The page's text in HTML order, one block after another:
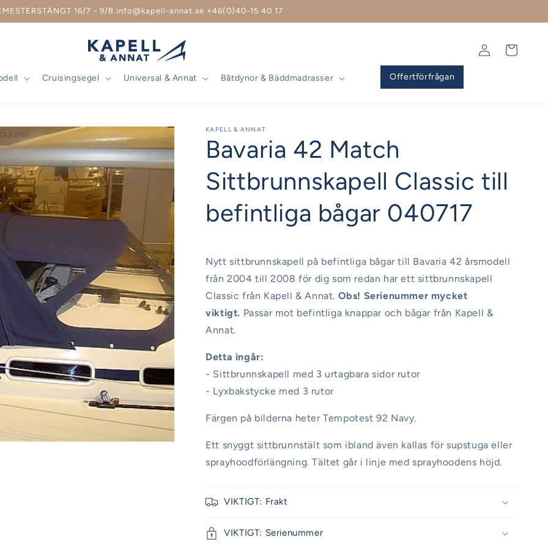
16/7 - 9/8 info@kapell-annat.se +46(0)40-15 40 17
Cruisingsegel Universal & Annat Båtdynor & Bäddmadrasser Offertförfrågan
Logga
Varukorg
KAPELL & ANNAT
Bavaria 42 Match
Sittbrunnskapell Classic till
befintliga bågar 040717
Nytt sittbrunnskapell på befintliga bågar till Bavaria 42 årsmodell
från 2004 till 2008 för dig som redan har ett sittbrunnskapell
Classic från Kapell & Annat. Obs! Serienummer mycket
viktigt. Passar mot befintliga knappar och bågar från Kapell &
Annat.
Detta ingår:
- Sittbrunnskapell med 3 urtagbara sidor rutor
- Lyxbakstycke med 3 rutor
Färgen på bilderna heter Tempotest 92 Navy.
Ett snyggt sittbrunnstält som ibland även kallas för supstuga eller
sprayhoodförlängning. Tältet går i linje med sprayhoodens höjd.
VIKTIGT: Frakt
VIKTIGT: Serienummer